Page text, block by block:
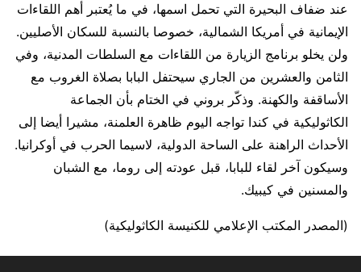
عند ضفاف البحيرة التي تحمل اسمها، في ما يُعتبر أهم اللقاءات
الإيمانية في أمريكا الشمالية، خصوصا بالنسبة للسكان الأصليين.
ولن يخلو برنامج الزيارة من اللقاءات مع السلطات المدنية، وفي
الثامن والعشرين من الجاري سيحتفل البابا بصلاة الغروب مع
الأساقفة والكهنة. وذكّر بروني في الختام بأن الجماعة
الكاثوليكية في كندا تواجه اليوم ظاهرة العلمنة، مشيرا أيضا إلى
الأحداث الراهنة على الساحة الدولية، لاسيما الحرب في أوكرانيا.
وسيكون آخر لقاء للبابا، قبل عودته إلى روما، مع الشبان
والمسنين في كيبيك.
(المصدر المكتب الإعلامي للكنيسة الكاثوليكية)